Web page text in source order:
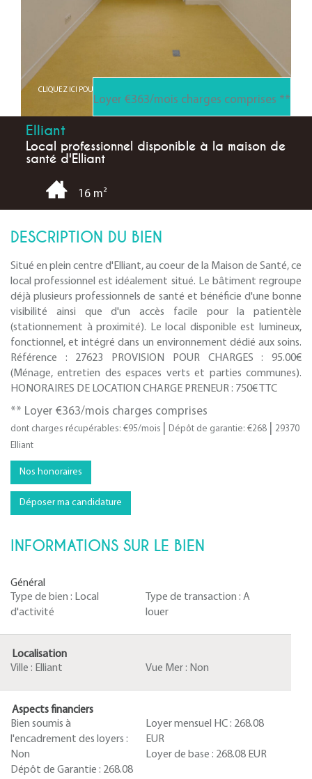
CLIQUEZ ICI POUR AGRANDIR
Loyer €363/mois charges comprises **
Elliant
Local professionnel disponible à la maison de
santé d'Elliant
16 m²
DESCRIPTION DU BIEN
Situé en plein centre d'Elliant, au coeur de la Maison de Santé, ce
local professionnel est idéalement situé. Le bâtiment regroupe
déjà plusieurs professionnels de santé et bénéficie d'une bonne
visibilité ainsi que d'un accès facile pour la patientèle
(stationnement à proximité). Le local disponible est lumineux,
fonctionnel, et intégré dans un environnement dédié aux soins.
Référence : 27623 PROVISION POUR CHARGES : 95.00€
(Ménage, entretien des espaces verts et parties communes).
HONORAIRES DE LOCATION CHARGE PRENEUR : 750€ TTC
** Loyer €363/mois charges comprises
dont charges récupérables: €95/mois Dépôt de garantie: €268
29370
Elliant
Nos honoraires
Déposer ma candidature
INFORMATIONS SUR LE BIEN
Général
Type de bien : Local
d'activité
Type de transaction : A
louer
Localisation
Ville : Elliant Vue Mer : Non
Aspects financiers
Bien soumis à
l'encadrement des loyers :
Non
Loyer mensuel HC : 268.08
EUR
Loyer de base : 268.08 EUR
Dépôt de Garantie : 268.08